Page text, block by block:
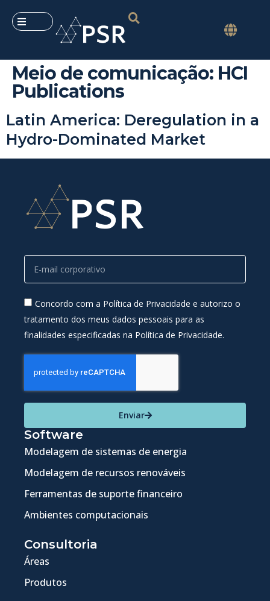
Meio de comunicação: HCI
Publications
Latin America: Deregulation in a
Hydro-Dominated Market
Concordo com a Política de Privacidade e autorizo o
tratamento dos meus dados pessoais para as
finalidades especificadas na Política de Privacidade.
Enviar
Software
Modelagem de sistemas de energia
Modelagem de recursos renováveis
Ferramentas de suporte financeiro
Ambientes computacionais
Consultoria
Áreas
Produtos